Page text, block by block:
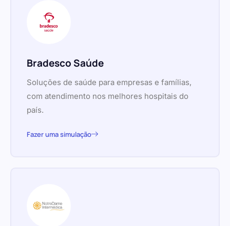
Bradesco Saúde
Soluções de saúde para empresas e famílias,
com atendimento nos melhores hospitais do
país.
Fazer uma simulação